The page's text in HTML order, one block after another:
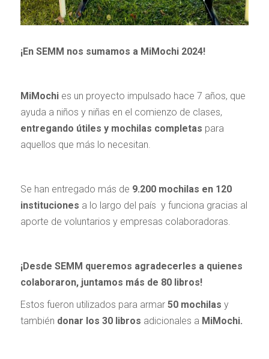
¡En SEMM nos sumamos a MiMochi 2024!
MiMochies un proyecto impulsado hace 7 años, que
ayuda a niños y niñas en el comienzo de clases,
entregando útiles y mochilas completas para
aquellos que más lo necesitan.
Se han entregado más de 9.200 mochilas en 120
instituciones a lo largo del país y funciona gracias al
aporte de voluntarios y empresas colaboradoras.
¡Desde SEMM queremos agradecerles a quienes
colaboraron, juntamos más de 80 libros!
Estos fueron utilizados para armar 50 mochilas y
también donar los 30 libros adicionales a MiMochi.